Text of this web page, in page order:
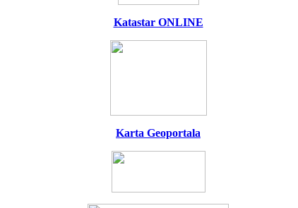
Katastar ONLINE
Karta Geoportala